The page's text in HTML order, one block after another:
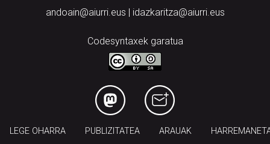
andoain@aiurri.eus | idazkaritza@aiurri.eus
Codesyntaxek garatua
LEGE OHARRA PUBLIZITATEA ARAUAK